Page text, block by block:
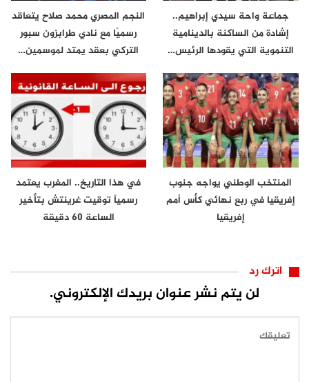
جماعة واحة سيدي إبراهيم..
إشادة من الساكنة بالدينامية
التنموية التي يقودها الرئيس…
النجم المصري محمد صلاح يتعاقد
رسميًا مع نادي طرابزون سبور
التركي بعقد يمتد لموسمين…
المنتخب الوطني يواجه جنوب
إفريقيا في ربع نهائي كأس أمم
إفريقيا
في هذا التاريخ.. المغرب يعتمد
رسمياً توقيت غرينتش بتأخير
الساعة 60 دقيقة
اترك رد
لن يتم نشر عنوان بريدك الإلكتروني.